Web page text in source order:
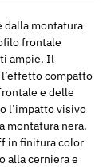
frontale
ampie. Il
compatto
e delle
l’impatto visivo
montatura nera.
in finitura color
alla cerniera e